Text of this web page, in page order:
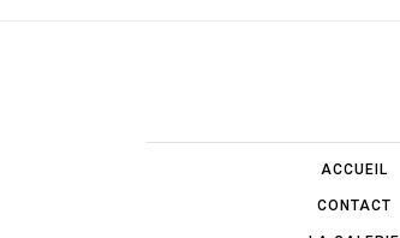
ACCUEIL
CONTACT